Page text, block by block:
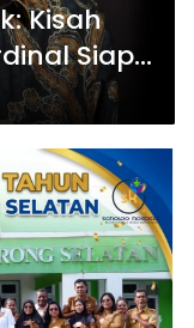
Kisah
Siap